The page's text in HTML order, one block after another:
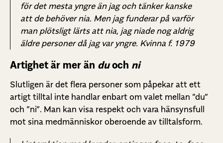
för det mesta yngre än jag och tänker kanske
att de behöver nia. Men jag funderar på varför
man plötsligt lärts att nia, jag niade nog aldrig
äldre personer då jag var yngre. Kvinna f. 1979
Artighet är mer än duoch ni
Slutligen är det flera personer som påpekar att ett
artigt tilltal inte handlar enbart om valet mellan ”du”
och ”ni”. Man kan visa respekt och vara hänsynsfull
mot sina medmänniskor oberoende av tilltalsform.